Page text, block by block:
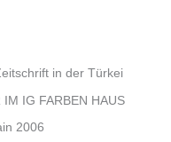
in der Türkei
IG FARBEN HAUS
2006